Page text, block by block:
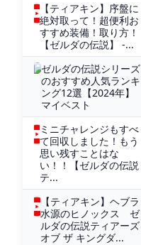
【ティアキン】序盤に
絶対取って！超便利お
すすめ装備！取り方！
【ゼルダの伝説】 -...
ゼルダの伝説シリーズ
のおすすめ人気ランキ
ング12選【2024年】
マイベスト
ミニチャレンジもすべ
て回収しました！もう
思い残すことはな
い！！【ゼルダの伝説
テ...
【ティアキン】ヘブラ
水源のヒノックス ゼ
ルダの伝説ティアーズ
オブ ザ キングダ...